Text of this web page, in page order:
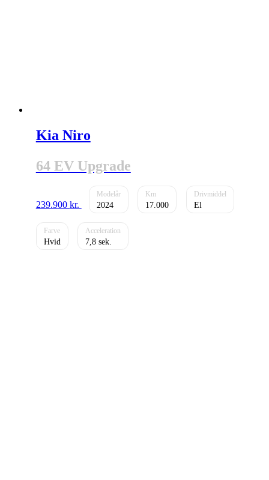
Kia Niro
64 EV Upgrade
239.900 kr. 2024 17.000 El
Hvid 7,8